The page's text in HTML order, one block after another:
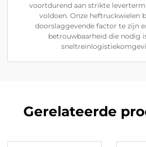
voortdurend aan strikte
voldoen. Onze heftruckwielen
doorslaggevende factor te zijn
betrouwbaarheid die nodig
Gerelateerde